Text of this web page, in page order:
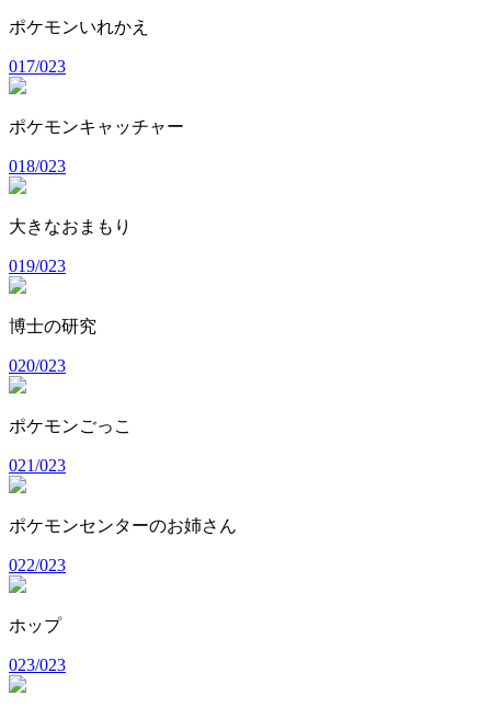
ポケモンいれかえ
017/023
ポケモンキャッチャー
018/023
大きなおまもり
019/023
博士の研究
020/023
ポケモンごっこ
021/023
ポケモンセンターのお姉さん
022/023
ホップ
023/023